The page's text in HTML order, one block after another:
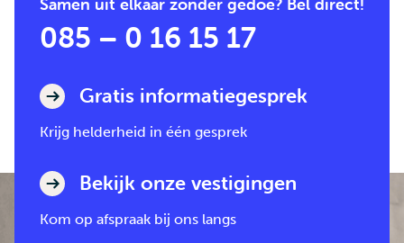
Samen uit elkaar zonder gedoe? Bel direct!
085 – 0 16 15 17
Gratis informatiegesprek
Krijg helderheid in één gesprek
Bekijk onze vestigingen
Kom op afspraak bij ons langs